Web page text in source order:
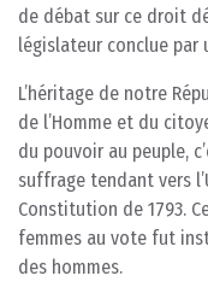
de débat sur ce droit
législateur conclue par
L’héritage de notre
de l’Homme et du
du pouvoir au peuple,
suffrage tendant vers
Constitution de 1793.
femmes au vote fut
des hommes.